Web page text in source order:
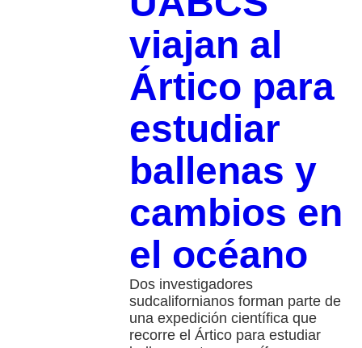
viajan al
Ártico para
estudiar
ballenas y
cambios en
el océano
Dos investigadores
sudcalifornianos forman parte de
una expedición científica que
recorre el Ártico para estudiar